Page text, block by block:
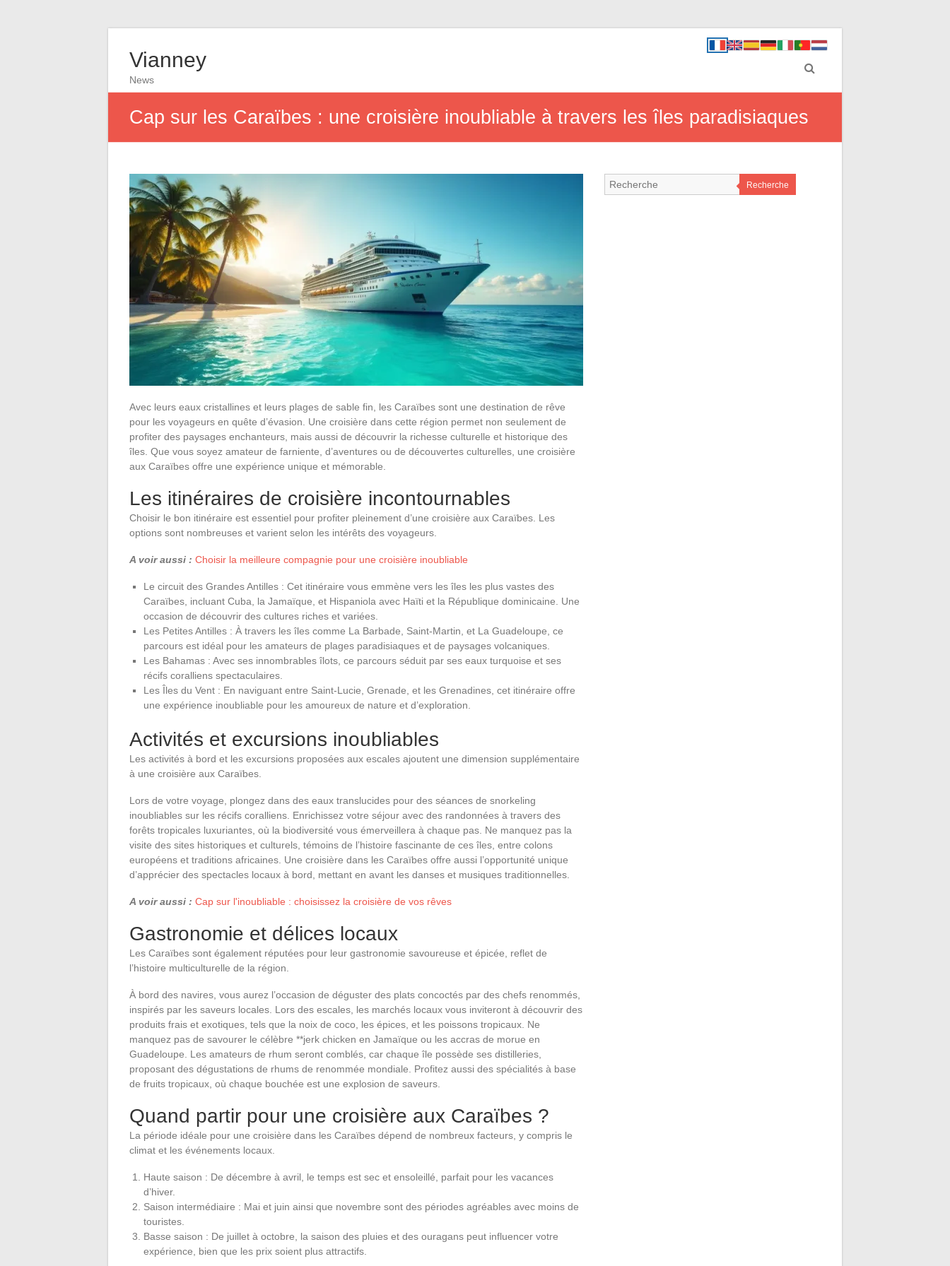
Vianney
News
Cap sur les Caraïbes : une croisière inoubliable à travers les îles paradisiaques
Avec leurs eaux cristallines et leurs plages de sable fin, les Caraïbes sont une destination de rêve
pour les voyageurs en quête d’évasion. Une croisière dans cette région permet non seulement de
profiter des paysages enchanteurs, mais aussi de découvrir la richesse culturelle et historique des
îles. Que vous soyez amateur de farniente, d’aventures ou de découvertes culturelles, une croisière
aux Caraïbes offre une expérience unique et mémorable.
Les itinéraires de croisière incontournables
Choisir le bon itinéraire est essentiel pour profiter pleinement d’une croisière aux Caraïbes. Les
options sont nombreuses et varient selon les intérêts des voyageurs.
A voir aussi : Choisir la meilleure compagnie pour une croisière inoubliable
Le circuit des Grandes Antilles : Cet itinéraire vous emmène vers les îles les plus vastes des
Caraïbes, incluant Cuba, la Jamaïque, et Hispaniola avec Haïti et la République dominicaine. Une
occasion de découvrir des cultures riches et variées.
Les Petites Antilles : À travers les îles comme La Barbade, Saint-Martin, et La Guadeloupe, ce
parcours est idéal pour les amateurs de plages paradisiaques et de paysages volcaniques.
Les Bahamas : Avec ses innombrables îlots, ce parcours séduit par ses eaux turquoise et ses
récifs coralliens spectaculaires.
Les Îles du Vent : En naviguant entre Saint-Lucie, Grenade, et les Grenadines, cet itinéraire offre
une expérience inoubliable pour les amoureux de nature et d’exploration.
Activités et excursions inoubliables
Les activités à bord et les excursions proposées aux escales ajoutent une dimension supplémentaire
à une croisière aux Caraïbes.
Lors de votre voyage, plongez dans des eaux translucides pour des séances de snorkeling
inoubliables sur les récifs coralliens. Enrichissez votre séjour avec des randonnées à travers des
forêts tropicales luxuriantes, où la biodiversité vous émerveillera à chaque pas. Ne manquez pas la
visite des sites historiques et culturels, témoins de l’histoire fascinante de ces îles, entre colons
européens et traditions africaines. Une croisière dans les Caraïbes offre aussi l’opportunité unique
d’apprécier des spectacles locaux à bord, mettant en avant les danses et musiques traditionnelles.
A voir aussi : Cap sur l'inoubliable : choisissez la croisière de vos rêves
Gastronomie et délices locaux
Les Caraïbes sont également réputées pour leur gastronomie savoureuse et épicée, reflet de
l’histoire multiculturelle de la région.
À bord des navires, vous aurez l’occasion de déguster des plats concoctés par des chefs renommés,
inspirés par les saveurs locales. Lors des escales, les marchés locaux vous inviteront à découvrir des
produits frais et exotiques, tels que la noix de coco, les épices, et les poissons tropicaux. Ne
manquez pas de savourer le célèbre **jerk chicken en Jamaïque ou les accras de morue en
Guadeloupe. Les amateurs de rhum seront comblés, car chaque île possède ses distilleries,
proposant des dégustations de rhums de renommée mondiale. Profitez aussi des spécialités à base
de fruits tropicaux, où chaque bouchée est une explosion de saveurs.
Quand partir pour une croisière aux Caraïbes ?
La période idéale pour une croisière dans les Caraïbes dépend de nombreux facteurs, y compris le
climat et les événements locaux.
Haute saison : De décembre à avril, le temps est sec et ensoleillé, parfait pour les vacances
d’hiver.
Saison intermédiaire : Mai et juin ainsi que novembre sont des périodes agréables avec moins de
touristes.
Basse saison : De juillet à octobre, la saison des pluies et des ouragans peut influencer votre
expérience, bien que les prix soient plus attractifs.
Recherche